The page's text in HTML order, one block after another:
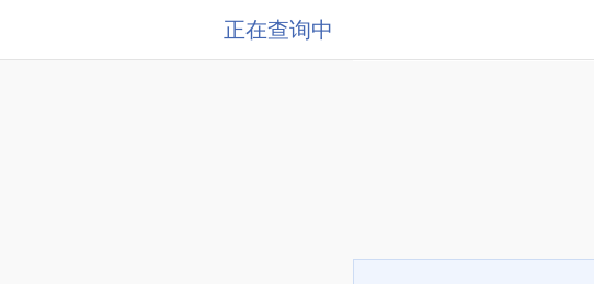
正在查询中